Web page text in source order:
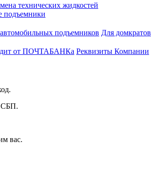
технических жидкостей
подъемники
подъемников Для домкратов
от ПОЧТАБАНКа Реквизиты Компании
СБП.
вас.